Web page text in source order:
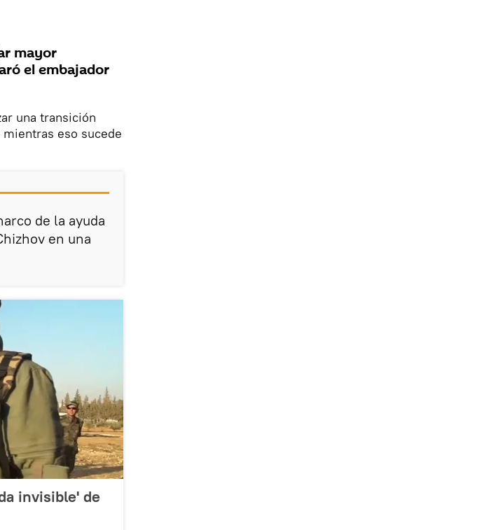
mayor
el embajador
una transición
eso sucede
de la ayuda
en una
invisible' de